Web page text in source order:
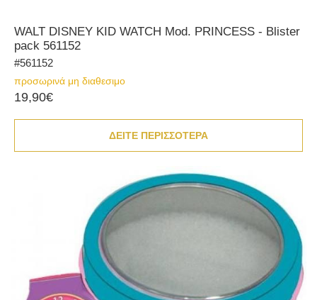
WALT DISNEY KID WATCH Mod. PRINCESS - Blister
pack 561152
#561152
προσωρινά μη διαθεσιμο
19,90€
ΔΕΙΤΕ ΠΕΡΙΣΣΟΤΕΡΑ